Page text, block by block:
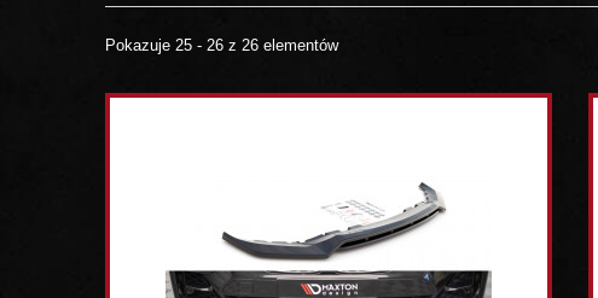
Pokazuje 25 - 26 z 26 elementów